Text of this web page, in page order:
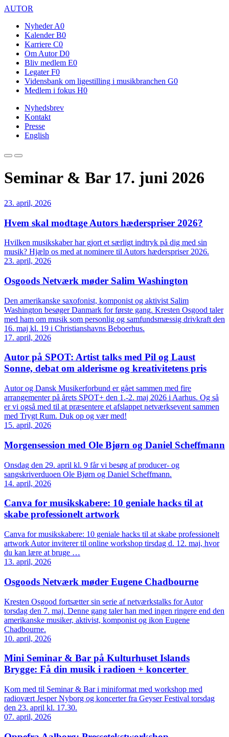
AUTOR
Nyheder A0
Kalender B0
Karriere C0
Om Autor D0
Bliv medlem E0
Legater F0
Vidensbank om ligestilling i musikbranchen G0
Medlem i fokus H0
Nyhedsbrev
Kontakt
Presse
English
Seminar & Bar 17. juni 2026
23. april, 2026
Hvem skal modtage Autors hæderspriser 2026?
Hvilken musikskaber har gjort et særligt indtryk på dig med sin
musik? Hjælp os med at nominere til Autors hæderspriser 2026.
23. april, 2026
Osgoods Netværk møder Salim Washington
Den amerikanske saxofonist, komponist og aktivist Salim
Washington besøger Danmark for første gang. Kresten Osgood taler
med ham om musik som personlig og samfundsmæssig drivkraft den
16. maj kl. 19 i Christianshavns Beboerhus.
17. april, 2026
Autor på SPOT: Artist talks med Pil og Laust
Sonne, debat om alderisme og kreativitetens pris
Autor og Dansk Musikerforbund er gået sammen med fire
arrangementer på årets SPOT+ den 1.-2. maj 2026 i Aarhus. Og så
er vi også med til at præsentere et afslappet netværksevent sammen
med Trygt Rum. Duk op og vær med!
15. april, 2026
Morgensession med Ole Bjørn og Daniel Scheffmann
Onsdag den 29. april kl. 9 får vi besøg af producer- og
sangskriverduoen Ole Bjørn og Daniel Scheffmann.
14. april, 2026
Canva for musikskabere: 10 geniale hacks til at
skabe professionelt artwork
Canva for musikskabere: 10 geniale hacks til at skabe professionelt
artwork Autor inviterer til online workshop tirsdag d. 12. maj, hvor
du kan lære at bruge …
13. april, 2026
Osgoods Netværk møder Eugene Chadbourne
Kresten Osgood fortsætter sin serie af netværkstalks for Autor
torsdag den 7. maj. Denne gang taler han med ingen ringere end den
amerikanske musiker, aktivist, komponist og ikon Eugene
Chadbourne.
10. april, 2026
Mini Seminar & Bar på Kulturhuset Islands
Brygge: Få din musik i radioen + koncerter
Kom med til Seminar & Bar i miniformat med workshop med
radiovært Jesper Nyborg og koncerter fra Geyser Festival torsdag
den 23. april kl. 17.30.
07. april, 2026